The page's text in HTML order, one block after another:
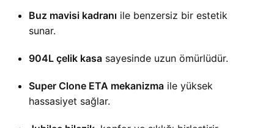
Buz mavisi kadranı ile benzersiz bir estetik
sunar.
904L çelik kasa sayesinde uzun ömürlüdür.
Super Clone ETA mekanizma ile yüksek
hassasiyet sağlar.